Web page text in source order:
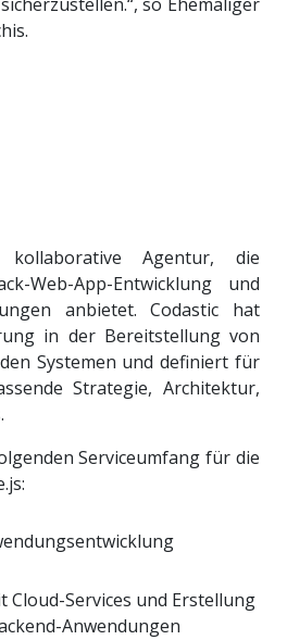
Agentur, die
Web-App-Entwicklung und
anbietet. Codastic hat
in der Bereitstellung von
Systemen und definiert für
Strategie, Architektur,
Serviceumfang für die
Cloud-Services und Erstellung
Anwendungen